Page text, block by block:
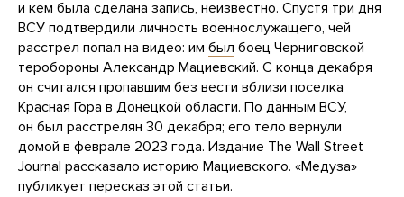
и кем была сделана запись, неизвестно. Спустя три дня
ВСУ подтвердили личность военнослужащего, чей
расстрел попал на видео: им был боец Черниговской
теробороны Александр Мациевский. С конца декабря
он считался пропавшим без вести вблизи поселка
Красная Гора в Донецкой области. По данным ВСУ,
он был расстрелян 30 декабря; его тело вернули
домой в феврале 2023 года. Издание The Wall Street
Journal рассказало историю Мациевского. «Медуза»
публикует пересказ этой статьи.